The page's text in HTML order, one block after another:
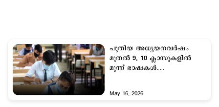
പുതിയ അധ്യയനവര്‍ഷം
മുതല്‍ 9, 10 ക്ലാസുകളിൽ
മൂന്ന് ഭാഷകൾ
May 16, 2026